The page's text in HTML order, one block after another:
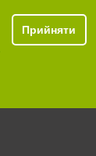
Прийняти